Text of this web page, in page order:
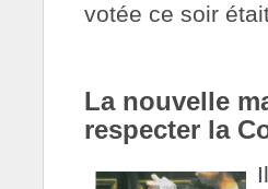
votée ce soir
La nouvelle
respecter la